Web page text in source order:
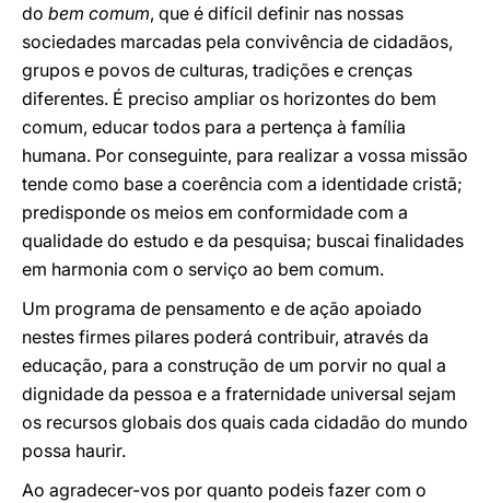
do bem comum, que é difícil definir nas nossas
sociedades marcadas pela convivência de cidadãos,
grupos e povos de culturas, tradições e crenças
diferentes. É preciso ampliar os horizontes do bem
comum, educar todos para a pertença à família
humana. Por conseguinte, para realizar a vossa missão
tende como base a coerência com a identidade cristã;
predisponde os meios em conformidade com a
qualidade do estudo e da pesquisa; buscai finalidades
em harmonia com o serviço ao bem comum.
Um programa de pensamento e de ação apoiado
nestes firmes pilares poderá contribuir, através da
educação, para a construção de um porvir no qual a
dignidade da pessoa e a fraternidade universal sejam
os recursos globais dos quais cada cidadão do mundo
possa haurir.
Ao agradecer-vos por quanto podeis fazer com o